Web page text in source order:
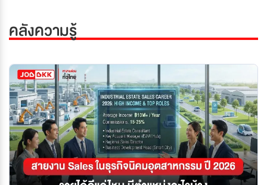
คลังความรู้